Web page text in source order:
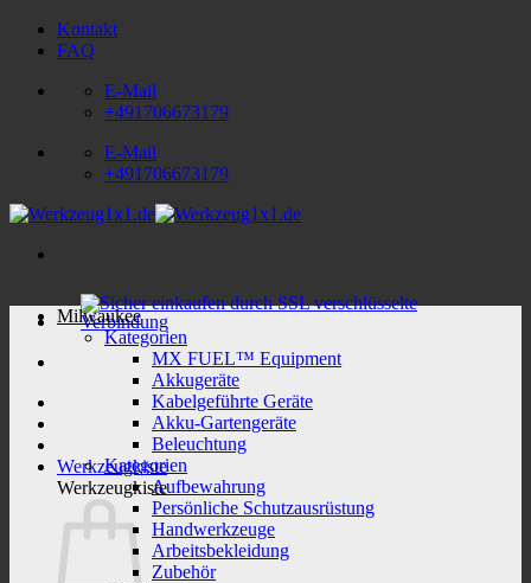
Zum
Inhalt
Kontakt
FAQ
E-Mail
+491706673179
E-Mail
+491706673179
Werkzeugkiste
Werkzeugkiste
Milwaukee
Kategorien
MX FUEL™ Equipment
Akkugeräte
Kabelgeführte Geräte
Akku-Gartengeräte
Beleuchtung
Kategorien
Aufbewahrung
Persönliche Schutzausrüstung
Handwerkzeuge
Arbeitsbekleidung
Zubehör